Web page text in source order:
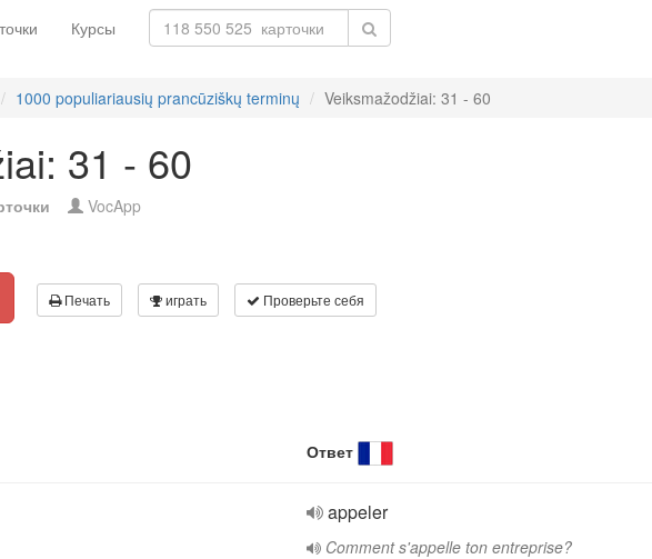
Курсы
1000 populiariausių prancūziškų terminų Veiksmažodžiai: 31 - 60
31 - 60
VocApp
Печать играть Проверьте себя
Ответ
appeler
Comment s'appelle ton entreprise?